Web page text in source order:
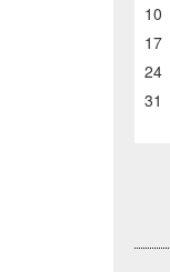
10
17
24
31